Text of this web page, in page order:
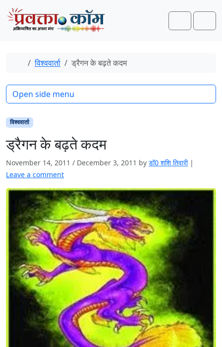
Skip to content
Skip to footer
Search
Home
विश्ववार्ता ड्रैगन के बढ़ते कदम
विश्ववार्ता
ड्रैगन के बढ़ते कदम
November 14, 2011 / December 3, 2011 by डॉ0 शशि तिवारी |
Leave a comment
Open side menu